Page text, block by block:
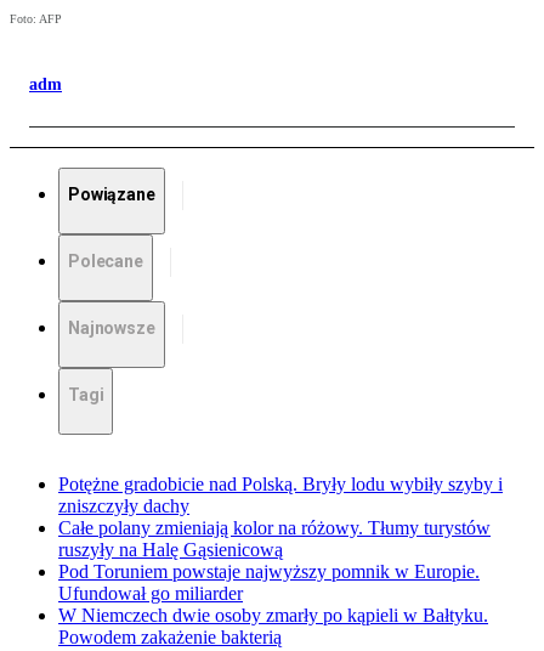
Foto: AFP
adm
Powiązane
Polecane
Najnowsze
Tagi
Potężne gradobicie nad Polską. Bryły lodu wybiły szyby i
zniszczyły dachy
Całe polany zmieniają kolor na różowy. Tłumy turystów
ruszyły na Halę Gąsienicową
Pod Toruniem powstaje najwyższy pomnik w Europie.
Ufundował go miliarder
W Niemczech dwie osoby zmarły po kąpieli w Bałtyku.
Powodem zakażenie bakterią